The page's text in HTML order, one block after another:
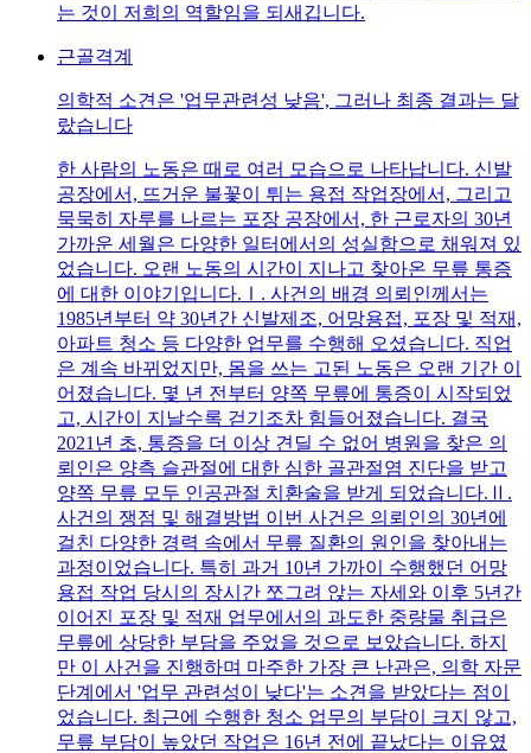
는 것이 저희의 역할임을 되새깁니다.
근골격계
의학적 소견은 '업무관련성 낮음', 그러나 최종 결과는 달
랐습니다
한 사람의 노동은 때로 여러 모습으로 나타납니다. 신발
공장에서, 뜨거운 불꽃이 튀는 용접 작업장에서, 그리고
묵묵히 자루를 나르는 포장 공장에서, 한 근로자의 30년
가까운 세월은 다양한 일터에서의 성실함으로 채워져 있
었습니다. 오랜 노동의 시간이 지나고 찾아온 무릎 통증
에 대한 이야기입니다.Ⅰ. 사건의 배경 의뢰인께서는
1985년부터 약 30년간 신발제조, 어망용접, 포장 및 적재,
아파트 청소 등 다양한 업무를 수행해 오셨습니다. 직업
은 계속 바뀌었지만, 몸을 쓰는 고된 노동은 오랜 기간 이
어졌습니다. 몇 년 전부터 양쪽 무릎에 통증이 시작되었
고, 시간이 지날수록 걷기조차 힘들어졌습니다. 결국
2021년 초, 통증을 더 이상 견딜 수 없어 병원을 찾은 의
뢰인은 양측 슬관절에 대한 심한 골관절염 진단을 받고
양쪽 무릎 모두 인공관절 치환술을 받게 되었습니다.Ⅱ.
사건의 쟁점 및 해결방법 이번 사건은 의뢰인의 30년에
걸친 다양한 경력 속에서 무릎 질환의 원인을 찾아내는
과정이었습니다. 특히 과거 10년 가까이 수행했던 어망
용접 작업 당시의 장시간 쪼그려 앉는 자세와 이후 5년간
이어진 포장 및 적재 업무에서의 과도한 중량물 취급은
무릎에 상당한 부담을 주었을 것으로 보았습니다. 하지
만 이 사건을 진행하며 마주한 가장 큰 난관은, 의학 자문
단계에서 '업무 관련성이 낮다'는 소견을 받았다는 점이
었습니다. 최근에 수행한 청소 업무의 부담이 크지 않고,
무릎 부담이 높았던 작업은 16년 전에 끝났다는 이유였